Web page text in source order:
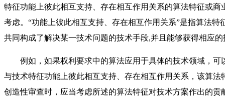
特征功能上彼此相互支持、存在相互作用关系的算法特征或
考虑。“功能上彼此相互支持、存在相互作用关系”是指算法
共同构成了解决某一技术问题的技术手段,并且能够获得相应
例如，如果权利要求中的算法应用于具体的技术领域，可
与技术特征功能上彼此相互支持、存在相互作用关系，该算
创造性审查时，应当考虑所述的算法特征对技术方案作出的贡